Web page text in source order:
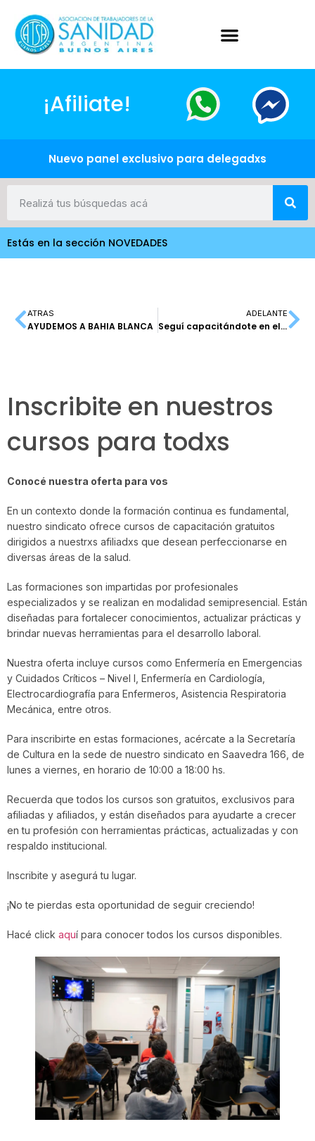
¡Afiliate!
Nuevo panel exclusivo para delegadxs
Estás en la sección NOVEDADES
ATRAS
AYUDEMOS A BAHIA BLANCA
ADELANTE
Seguí capacitándote en el CESICA
Inscribite en nuestros
cursos para todxs
Conocé nuestra oferta para vos
En un contexto donde la formación continua es fundamental,
nuestro sindicato ofrece cursos de capacitación gratuitos
dirigidos a nuestrxs afiliadxs que desean perfeccionarse en
diversas áreas de la salud.
Las formaciones son impartidas por profesionales
especializados y se realizan en modalidad semipresencial. Están
diseñadas para fortalecer conocimientos, actualizar prácticas y
brindar nuevas herramientas para el desarrollo laboral.
Nuestra oferta incluye cursos como Enfermería en Emergencias
y Cuidados Críticos – Nivel I, Enfermería en Cardiología,
Electrocardiografía para Enfermeros, Asistencia Respiratoria
Mecánica, entre otros.
Para inscribirte en estas formaciones, acércate a la Secretaría
de Cultura en la sede de nuestro sindicato en Saavedra 166, de
lunes a viernes, en horario de 10:00 a 18:00 hs.
Recuerda que todos los cursos son gratuitos, exclusivos para
afiliadas y afiliados, y están diseñados para ayudarte a crecer
en tu profesión con herramientas prácticas, actualizadas y con
respaldo institucional.
Inscribite y asegurá tu lugar.
¡No te pierdas esta oportunidad de seguir creciendo!
Hacé click aquí para conocer todos los cursos disponibles.